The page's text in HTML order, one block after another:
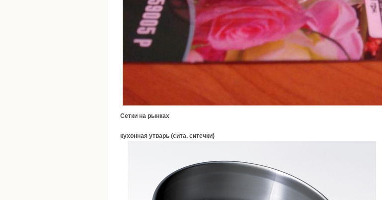
Сетки на рынках
кухонная утварь (сита, ситечки)